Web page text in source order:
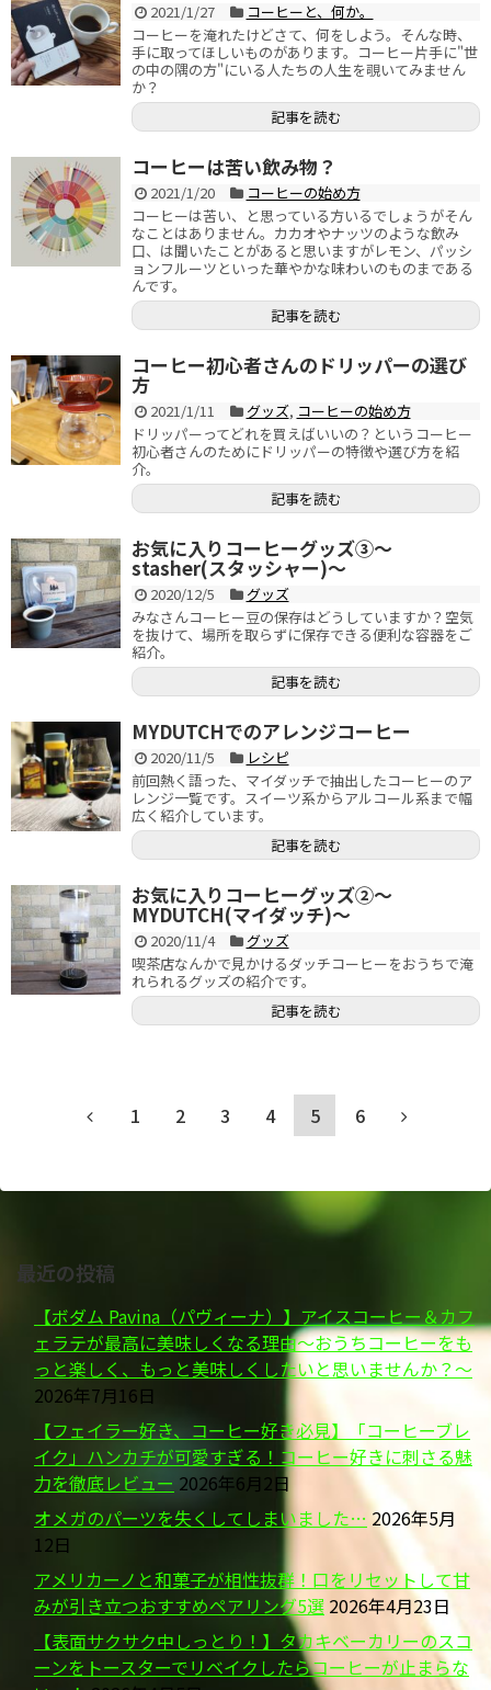
2021/1/27
コーヒーと、何か。
コーヒーを淹れたけどさて、何をしよう。そんな時、
手に取ってほしいものがあります。コーヒー片手に"世
の中の隅の方"にいる人たちの人生を覗いてみません
か？
記事を読む
コーヒーは苦い飲み物？
2021/1/20
コーヒーの始め方
コーヒーは苦い、と思っている方いるでしょうがそん
なことはありません。カカオやナッツのような飲み
口、は聞いたことがあると思いますがレモン、パッシ
ョンフルーツといった華やかな味わいのものまである
んです。
記事を読む
コーヒー初心者さんのドリッパーの選び
方
2021/1/11 グッズ, コーヒーの始め方
ドリッパーってどれを買えばいいの？というコーヒー
初心者さんのためにドリッパーの特徴や選び方を紹
介。
記事を読む
お気に入りコーヒーグッズ③～
stasher(スタッシャー)～
2020/12/5
グッズ
みなさんコーヒー豆の保存はどうしていますか？空気
を抜けて、場所を取らずに保存できる便利な容器をご
紹介。
記事を読む
MYDUTCHでのアレンジコーヒー
2020/11/5
レシピ
前回熱く語った、マイダッチで抽出したコーヒーのア
レンジ一覧です。スイーツ系からアルコール系まで幅
広く紹介しています。
記事を読む
お気に入りコーヒーグッズ②～
MYDUTCH(マイダッチ)～
2020/11/4
グッズ
喫茶店なんかで見かけるダッチコーヒーをおうちで淹
れられるグッズの紹介です。
記事を読む
1 2 3 4 5 6
最近の投稿
【ボダム Pavina（パヴィーナ）】アイスコーヒー＆カフ
ェラテが最高に美味しくなる理由～おうちコーヒーをも
っと楽しく、もっと美味しくしたいと思いませんか？～
2026年7月16日
【フェイラー好き、コーヒー好き必見】「コーヒーブレ
イク」ハンカチが可愛すぎる！コーヒー好きに刺さる魅
力を徹底レビュー 2026年6月2日
オメガのパーツを失くしてしまいました… 2026年5月
12日
アメリカーノと和菓子が相性抜群！口をリセットして甘
みが引き立つおすすめペアリング5選 2026年4月23日
【表面サクサク中しっとり！】タカキベーカリーのスコ
ーンをトースターでリベイクしたらコーヒーが止まらな